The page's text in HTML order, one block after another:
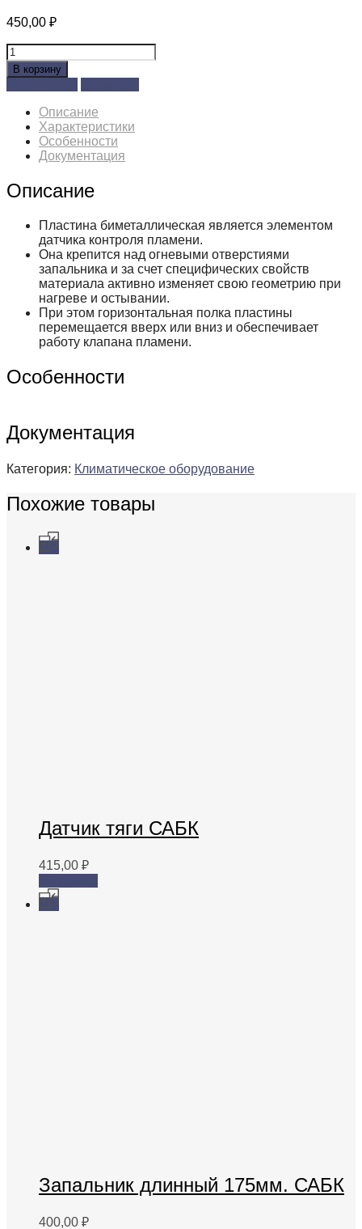
450,00 ₽
Количество
товара
Биметаллическая
пластина
САБК(запальник)
В корзину
Описание
Характеристики
Особенности
Документация
Описание
Пластина биметаллическая является элементом
датчика контроля пламени.
Она крепится над огневыми отверстиями
запальника и за счет специфических свойств
материала активно изменяет свою геометрию при
нагреве и остывании.
При этом горизонтальная полка пластины
перемещается вверх или вниз и обеспечивает
работу клапана пламени.
Особенности
Документация
Категория: Климатическое оборудование
Похожие товары
Датчик тяги САБК
415,00 ₽
Запальник длинный 175мм. САБК
400,00 ₽